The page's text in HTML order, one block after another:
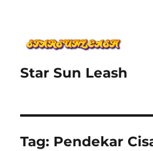
Star Sun Leash
Tag: Pendekar